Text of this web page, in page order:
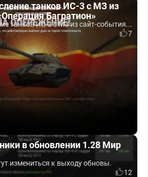
танков ИС-3 с МЗ из
Багратион»
танков ИС-3 с МЗ из сайт-события...
7
в обновлении 1.28 Мир
измениться к выходу обновы.
12